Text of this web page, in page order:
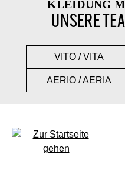
KLEIDUNG
UNSERE
VITO / VITA
AERIO / AERIA